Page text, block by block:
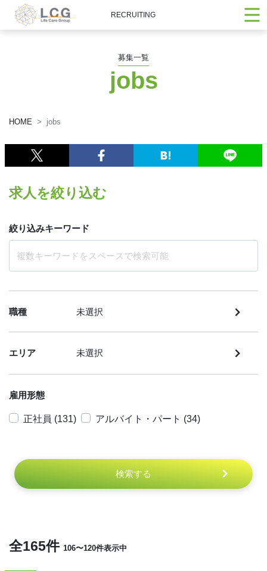
RECRUITING
募集一覧
jobs
HOME jobs
求人を絞り込む
絞り込みキーワード
職種 未選択
エリア 未選択
雇用形態
正社員 (131) アルバイト・パート (34)
検索する
全165件 106〜120件表示中